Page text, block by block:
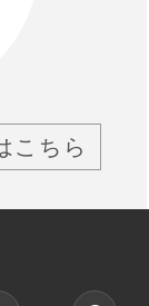
こちら